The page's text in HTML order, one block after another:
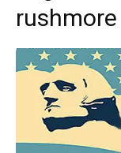
rushmore